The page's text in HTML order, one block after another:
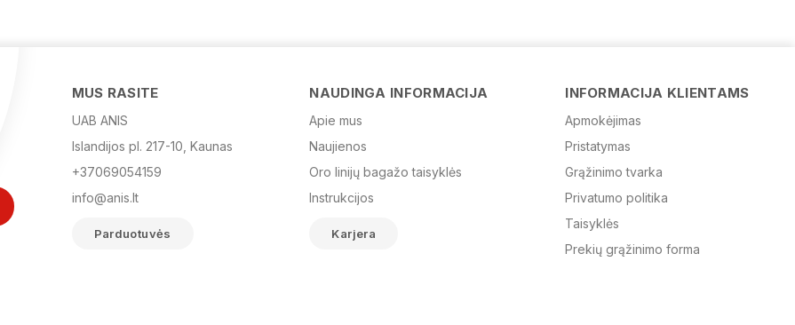
MUS RASITE
UAB ANIS
Islandijos pl. 217-10, Kaunas
+37069054159
info@anis.lt
Parduotuvės
NAUDINGA INFORMACIJA
Apie mus
Naujienos
Oro linijų bagažo taisyklės
Instrukcijos
Karjera
INFORMACIJA KLIENTAMS
Apmokėjimas
Pristatymas
Grąžinimo tvarka
Privatumo politika
Taisyklės
Prekių grąžinimo forma